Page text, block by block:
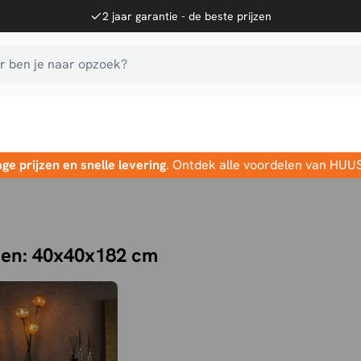
2 jaar garantie - de beste prijzen
ben je naar opzoek?
prijzen en snelle levering. Ontdek alle voordelen van
40x40x182 cm